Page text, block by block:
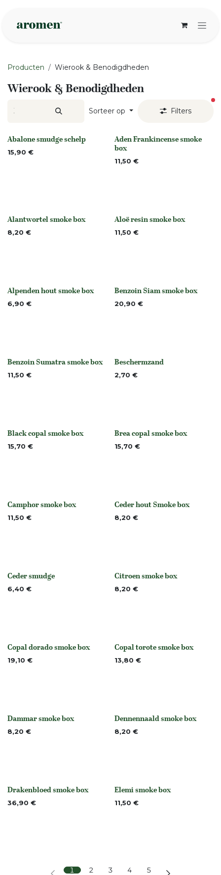
Producten Wierook & Benodigdheden
Wierook & Benodigdheden
Sorteer op Filters
None
Abalone smudge schelp
15,90 € None
Aden Frankincense smoke
box
11,50 €
None
Alantwortel smoke box
8,20 € None
Aloë resin smoke box
11,50 €
None
Alpenden hout smoke box
6,90 € None
Benzoin Siam smoke box
20,90 €
None
Benzoin Sumatra smoke box
11,50 € None
Beschermzand
2,70 €
Niet op voorraad
Black copal smoke box
15,70 € Niet op voorraad
Brea copal smoke box
15,70 €
None
Camphor smoke box
11,50 € None
Ceder hout Smoke box
8,20 €
None
Ceder smudge
6,40 € None
Citroen smoke box
8,20 €
Niet op voorraad
Copal dorado smoke box
19,10 € Niet op voorraad
Copal torote smoke box
13,80 €
None
Dammar smoke box
8,20 € None
Dennennaald smoke box
8,20 €
None
Drakenbloed smoke box
36,90 € None
Elemi smoke box
11,50 €
1 2 3 4 5